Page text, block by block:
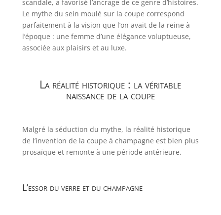
scandale, a favorisé l’ancrage de ce genre d’histoires.
Le mythe du sein moulé sur la coupe correspond
parfaitement à la vision que l’on avait de la reine à
l’époque : une femme d’une élégance voluptueuse,
associée aux plaisirs et au luxe.
La réalité historique : la véritable
naissance de la coupe
Malgré la séduction du mythe, la réalité historique
de l’invention de la coupe à champagne est bien plus
prosaïque et remonte à une période antérieure.
L’essor du verre et du champagne